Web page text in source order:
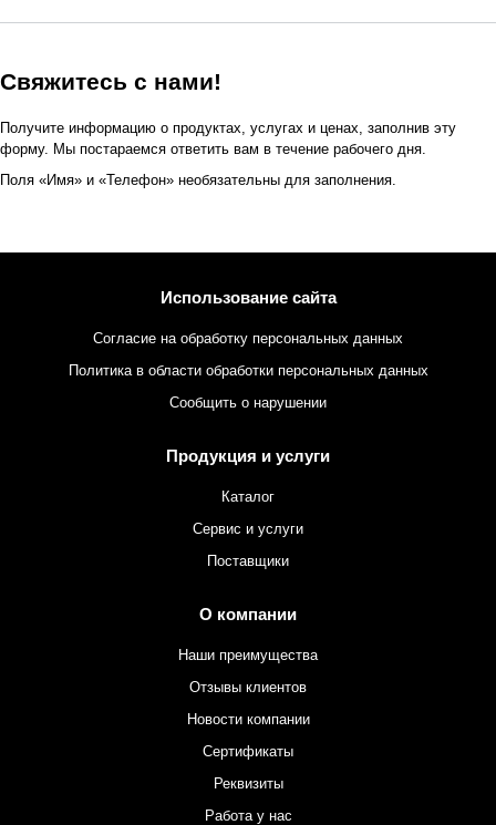
Свяжитесь с нами!
Получите информацию о продуктах, услугах и ценах, заполнив эту
форму. Мы постараемся ответить вам в течение рабочего дня.
Поля «Имя» и «Телефон» необязательны для заполнения.
Использование сайта
Согласие на обработку персональных данных
Политика в области обработки персональных данных
Сообщить о нарушении
Продукция и услуги
Каталог
Сервис и услуги
Поставщики
О компании
Наши преимущества
Отзывы клиентов
Новости компании
Сертификаты
Реквизиты
Работа у нас